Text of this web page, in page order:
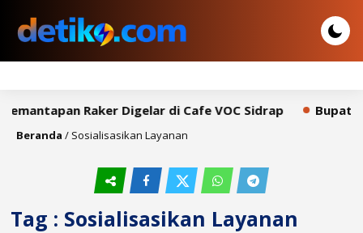
Raker Digelar di Cafe VOC Sidrap Bupati
Beranda / Sosialisasikan Layanan
Tag : Sosialisasikan Layanan